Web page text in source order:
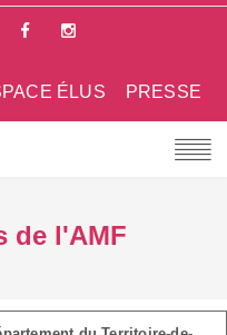
PRESSE
ÉLUS
de l'AMF